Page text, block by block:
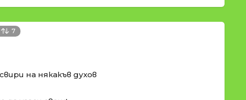
7
на някакъв духов